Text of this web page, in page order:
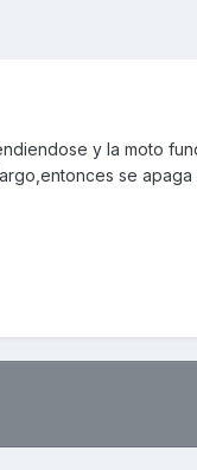
y la moto
se apaga